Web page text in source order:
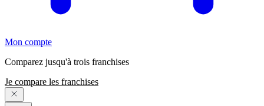
Mon compte
Comparez jusqu'à trois franchises
Je compare les franchises